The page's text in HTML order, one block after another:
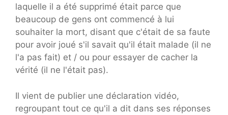
laquelle il a été supprimé était parce que
beaucoup de gens ont commencé à lui
souhaiter la mort, disant que c'était de sa faute
pour avoir joué s'il savait qu'il était malade (il ne
l'a pas fait) et / ou pour essayer de cacher la
vérité (il ne l'était pas).
Il vient de publier une déclaration vidéo,
regroupant tout ce qu'il a dit dans ses réponses